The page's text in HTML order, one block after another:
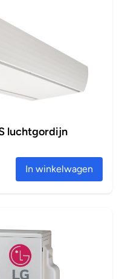
luchtgordijn
In winkelwagen